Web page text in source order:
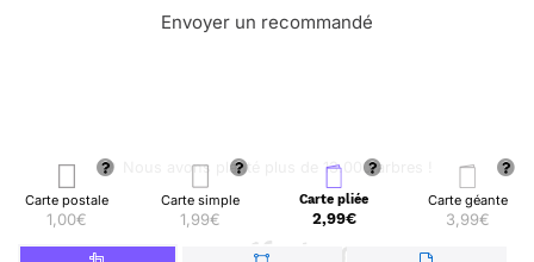
Carte postale
1,00€
Carte simple
1,99€
Carte pliée
2,99€
Carte géante
3,99€
Envoyer un recommandé
🌳 Nous avons planté plus de 13.000 arbres !